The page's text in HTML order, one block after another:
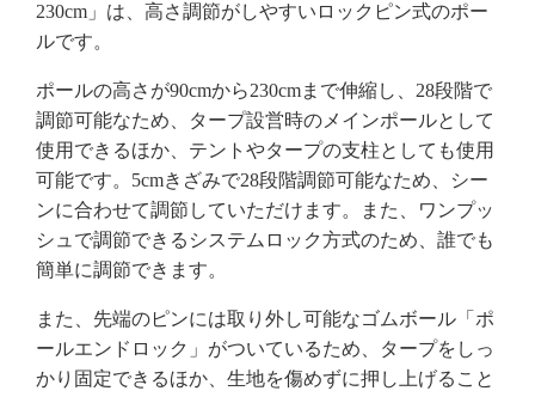
230cm」は、高さ調節がしやすいロックピン式のポー
ルです。
ポールの高さが90cmから230cmまで伸縮し、28段階で
調節可能なため、タープ設営時のメインポールとして
使用できるほか、テントやタープの支柱としても使用
可能です。5cmきざみで28段階調節可能なため、シー
ンに合わせて調節していただけます。また、ワンプッ
シュで調節できるシステムロック方式のため、誰でも
簡単に調節できます。
また、先端のピンには取り外し可能なゴムボール「ポ
ールエンドロック」がついているため、タープをしっ
かり固定できるほか、生地を傷めずに押し上げること